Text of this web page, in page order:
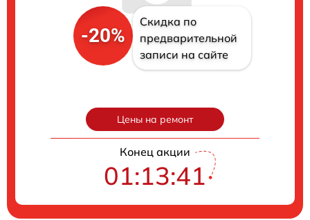
-20%
Скидка по
предварительной
записи на сайте
Цены на ремонт
Конец акции
01:13:41